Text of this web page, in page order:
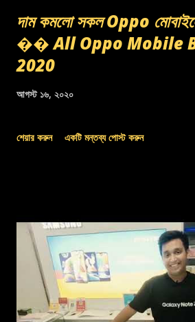
দাম কমলো সকল Oppo
�� All Oppo Mobile
2020
আগস্ট ১৬, ২০২০
শেয়ার করুন একটি মন্তব্য পোস্ট করুন